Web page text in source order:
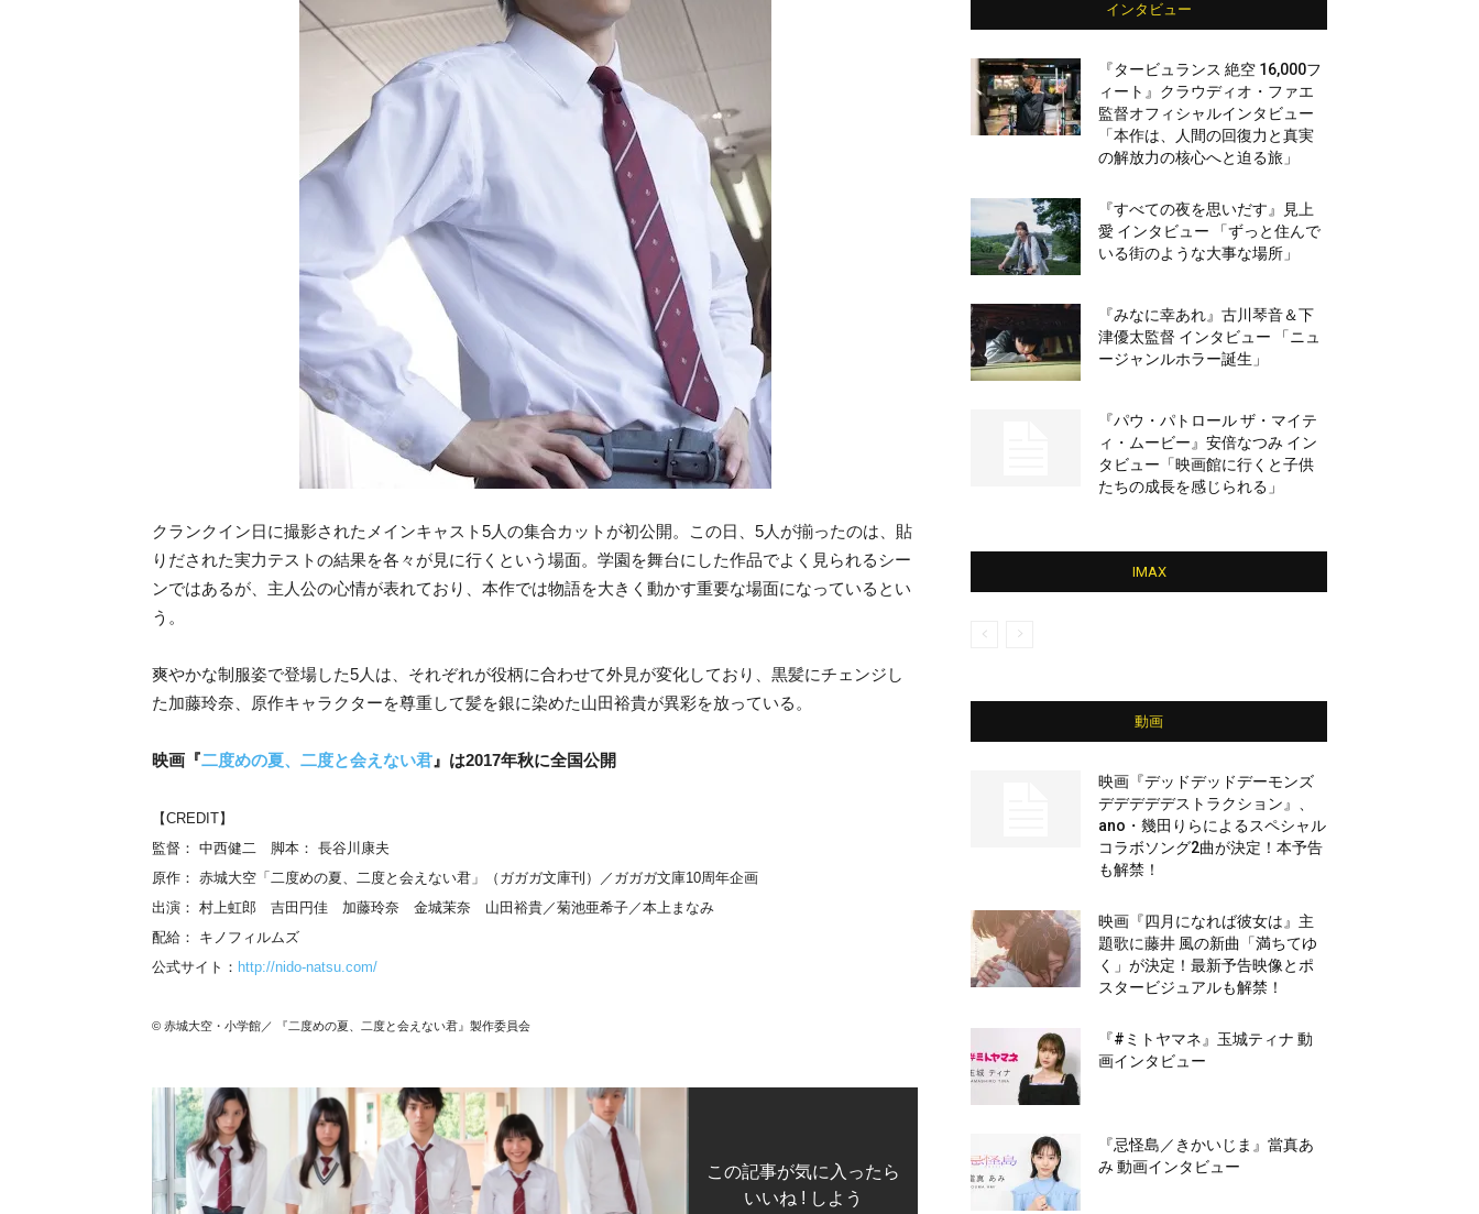
クランクイン日に撮影されたメインキャスト5人の集合カットが初公開。この日、5人が揃ったのは、貼
りだされた実力テストの結果を各々が見に行くという場面。学園を舞台にした作品でよく見られるシー
ンではあるが、主人公の心情が表れており、本作では物語を大きく動かす重要な場面になっているとい
う。
爽やかな制服姿で登場した5人は、それぞれが役柄に合わせて外見が変化しており、黒髪にチェンジし
た加藤玲奈、原作キャラクターを尊重して髪を銀に染めた山田裕貴が異彩を放っている。
映画『二度めの夏、二度と会えない君 』は2017年秋に全国公開
【CREDIT】
監督： 中西健二 脚本： 長谷川康夫
原作： 赤城大空「二度めの夏、二度と会えない君」（ガガガ文庫刊）／ガガガ文庫10周年企画
出演： 村上虹郎 吉田円佳 加藤玲奈 金城茉奈 山田裕貴／菊池亜希子／本上まなみ
配給： キノフィルムズ
公式サイト： http://nido-natsu.com/
© 赤城大空・小学館／ 『二度めの夏、二度と会えない君』製作委員会
この記事が気に入ったら
いいね ! しよう
インタビュー
『タービュランス 絶空 16,000フ
ィート』クラウディオ・ファエ
監督オフィシャルインタビュー
「本作は、人間の回復力と真実
の解放力の核心へと迫る旅」
『すべての夜を思いだす』見上
愛 インタビュー 「ずっと住んで
いる街のような大事な場所」
『みなに幸あれ』古川琴音＆下
津優太監督 インタビュー 「ニュ
ージャンルホラー誕生」
『パウ・パトロール ザ・マイテ
ィ・ムービー』安倍なつみ イン
タビュー「映画館に行くと子供
たちの成長を感じられる」
IMAX
動画
映画『デッドデッドデーモンズ
デデデデデストラクション』、
ano・幾田りらによるスペシャル
コラボソング2曲が決定！本予告
も解禁！
映画『四月になれば彼女は』主
題歌に藤井 風の新曲「満ちてゆ
く」が決定！最新予告映像とポ
スタービジュアルも解禁！
『#ミトヤマネ』玉城ティナ 動
画インタビュー
『忌怪島／きかいじま』當真あ
み 動画インタビュー